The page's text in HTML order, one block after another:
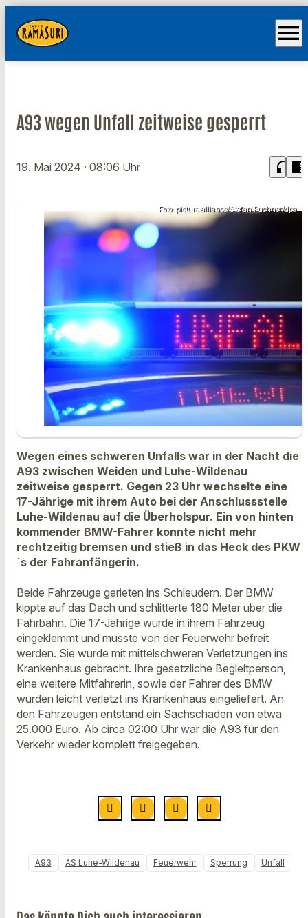
menu
A93 wegen Unfall zeitweise gesperrt
19. Mai 2024 · 08:06 Uhr headphones chrome_reader_mode
Foto: picture alliance/Stefan Puchner/dpa
Wegen eines schweren Unfalls war in der Nacht die
A93 zwischen Weiden und Luhe-Wildenau
zeitweise gesperrt. Gegen 23 Uhr wechselte eine
17-Jährige mit ihrem Auto bei der Anschlussstelle
Luhe-Wildenau auf die Überholspur. Ein von hinten
kommender BMW-Fahrer konnte nicht mehr
rechtzeitig bremsen und stieß in das Heck des PKW
´s der Fahranfängerin.
Beide Fahrzeuge gerieten ins Schleudern. Der BMW
kippte auf das Dach und schlitterte 180 Meter über die
Fahrbahn. Die 17-Jährige wurde in ihrem Fahrzeug
eingeklemmt und musste von der Feuerwehr befreit
werden. Sie wurde mit mittelschweren Verletzungen ins
Krankenhaus gebracht. Ihre gesetzliche Begleitperson,
eine weitere Mitfahrerin, sowie der Fahrer des BMW
wurden leicht verletzt ins Krankenhaus eingeliefert. An
den Fahrzeugen entstand ein Sachschaden von etwa
25.000 Euro. Ab circa 02:00 Uhr war die A93 für den
Verkehr wieder komplett freigegeben.
A93 AS Luhe-Wildenau Feuerwehr Sperrung Unfall